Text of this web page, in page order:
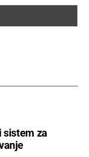
sistem za